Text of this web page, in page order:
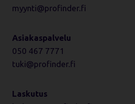
myynti
profinder.fi
Asiakaspalvelu
050 467 7771
tuki
profinder.fi
Laskutus